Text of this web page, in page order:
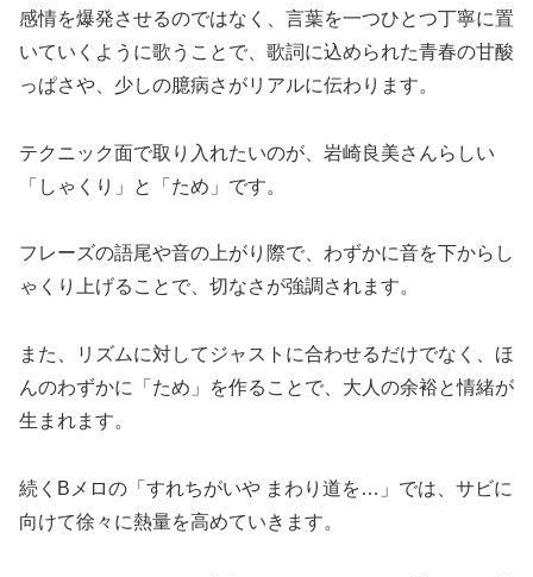
感情を爆発させるのではなく、言葉を一つひとつ丁寧に置
いていくように歌うことで、歌詞に込められた青春の甘酸
っぱさや、少しの臆病さがリアルに伝わります。
テクニック面で取り入れたいのが、岩崎良美さんらしい
「しゃくり」と「ため」です。
フレーズの語尾や音の上がり際で、わずかに音を下からし
ゃくり上げることで、切なさが強調されます。
また、リズムに対してジャストに合わせるだけでなく、ほ
んのわずかに「ため」を作ることで、大人の余裕と情緒が
生まれます。
続くBメロの「すれちがいや まわり道を…」では、サビに
向けて徐々に熱量を高めていきます。